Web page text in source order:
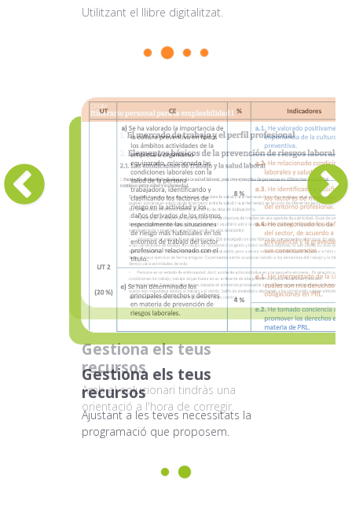
Utilitzant el llibre digitalitzat.
Gestiona els teus
recursos
Ajustant a les teves necessitats la
programació que proposem.
Gestiona els teus
recursos
Amb el solucionari tindràs una
orientació a l'hora de corregir.